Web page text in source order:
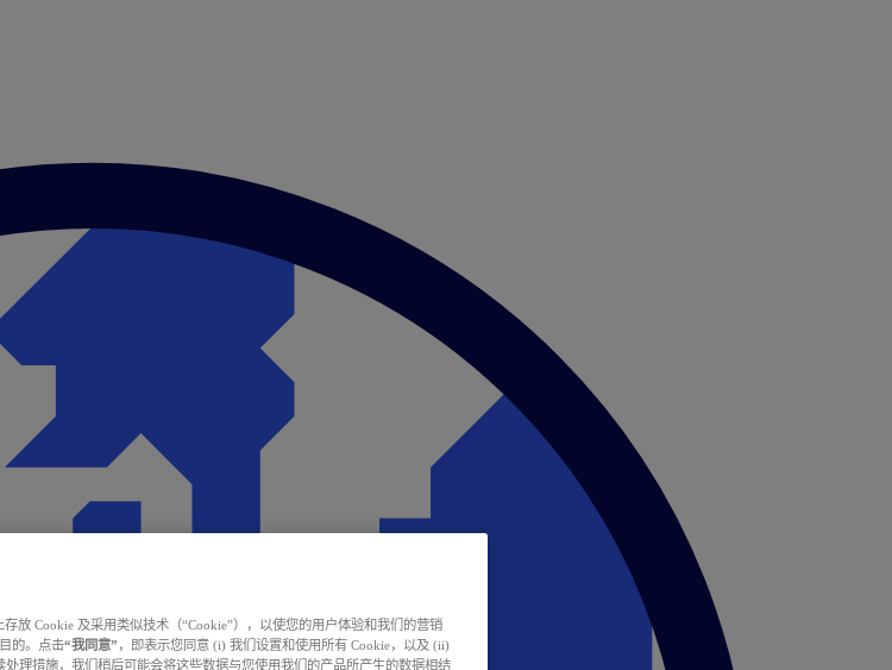
放 Cookie 及采用类似技术（“Cookie”），以使您的用户体验和我们的营销
的。点击“我同意” ，即表示您同意 (i) 我们设置和使用所有 Cookie，以及 (ii)
理措施，我们稍后可能会将这些数据与您使用我们的产品所产生的数据相结